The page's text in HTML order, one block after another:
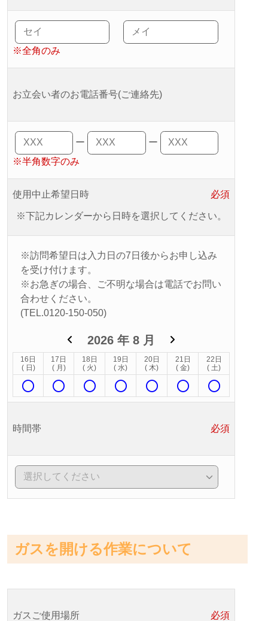
※全角のみ
お立会い者のお電話番号(ご連絡先)
ー
ー
※半角数字のみ
使用中止希望日時
※下記カレンダーから日時を選択してください。
必須
※訪問希望日は入力日の7日後からお申し込み
を受け付けます。
※お急ぎの場合、ご不明な場合は電話でお問い
合わせください。
(TEL.0120-150-050)
2026 年 8 月
16日
( 日)
17日
( 月)
18日
( 火)
19日
( 水)
20日
( 木)
21日
( 金)
22日
( 土)
時間帯 必須
ガスを開ける作業について
ガスご使用場所 必須